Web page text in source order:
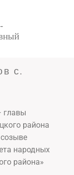
с.
главы
района
народных
района»